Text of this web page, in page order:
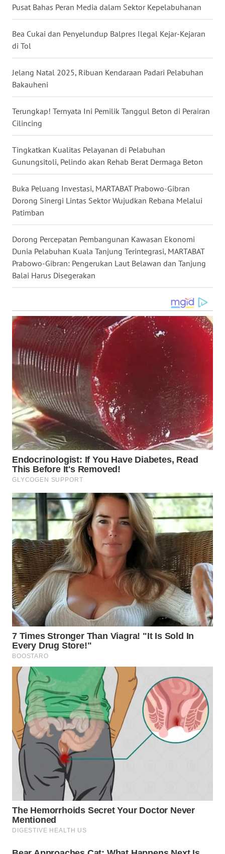
Pusat Bahas Peran Media dalam Sektor Kepelabuhanan
Bea Cukai dan Penyelundup Balpres Ilegal Kejar-Kejaran
di Tol
Jelang Natal 2025, Ribuan Kendaraan Padari Pelabuhan
Bakauheni
Terungkap! Ternyata Ini Pemilik Tanggul Beton di Perairan
Cilincing
Tingkatkan Kualitas Pelayanan di Pelabuhan
Gunungsitoli, Pelindo akan Rehab Berat Dermaga Beton
Buka Peluang Investasi, MARTABAT Prabowo-Gibran
Dorong Sinergi Lintas Sektor Wujudkan Rebana Melalui
Patimban
Dorong Percepatan Pembangunan Kawasan Ekonomi
Dunia Pelabuhan Kuala Tanjung Terintegrasi, MARTABAT
Prabowo-Gibran: Pengerukan Laut Belawan dan Tanjung
Balai Harus Disegerakan
WN
WN
JOGJA
WN
JATIM
WN
BALI
WN
KALBAR
WN
KALTENG
KALTARA
WN
WN
KALTIM
WN
SULSEL
WN
GORONTALO
WN
SULUT
WN
MALUKU
WN
MALUT
WN
DAIRI
WN
DANAU
TOBA
WN
NIAS
WN
LANGKAT
WN
TAPANULI
SELATAN
WN
TANJUNG
LESUNG
WN
KARO
WN
SIMALUNGUN